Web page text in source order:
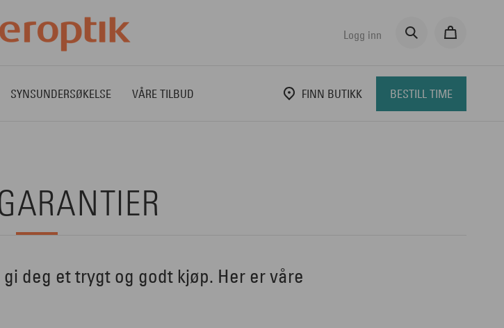
Logg inn
SYNSUNDERSØKELSE VÅRE TILBUD FINN BUTIKK BESTILL TIME
deg et trygt og godt kjøp. Her er våre